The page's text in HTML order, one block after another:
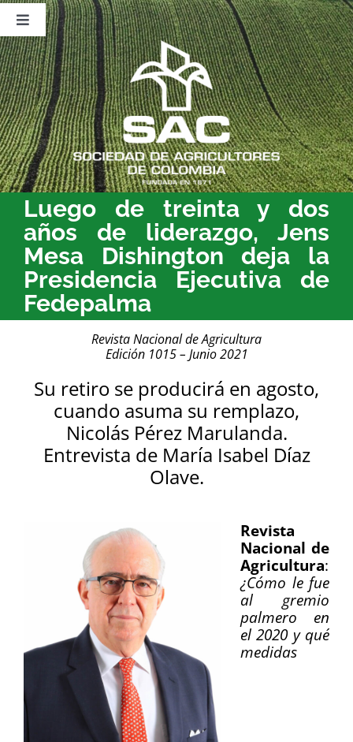
Saltar
contenido
Toggle
Navigation
Nosotros
Publicaciones
Sala de Prensa
Eventos
Luego de treinta y dos
años de liderazgo, Jens
Mesa Dishington deja la
Presidencia Ejecutiva de
Fedepalma
Revista Nacional de Agricultura
Edición 1015 – Junio 2021
Su retiro se producirá en agosto,
cuando asuma su remplazo,
Nicolás Pérez Marulanda.
Entrevista de María Isabel Díaz
Olave.
Revista
Nacional de
Agricultura:
¿Cómo le fue
al gremio
palmero en
el 2020 y qué
medidas